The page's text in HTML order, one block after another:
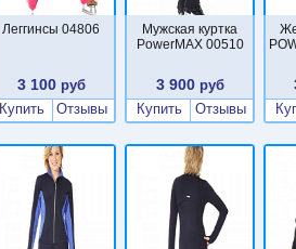
Леггинсы 04806
3 100 руб
Купить
Отзывы
Мужская куртка
PowerMAX 00510
3 900руб
Купить
Отзывы